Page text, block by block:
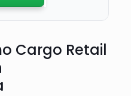
Cargo Retail